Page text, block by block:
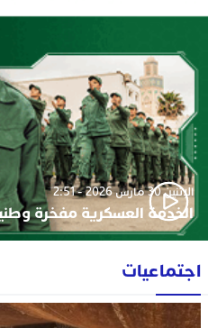
الإثنين 30 مارس 2026 - 2:51
الخدمة العسكرية مفخرة
اجتماعيات